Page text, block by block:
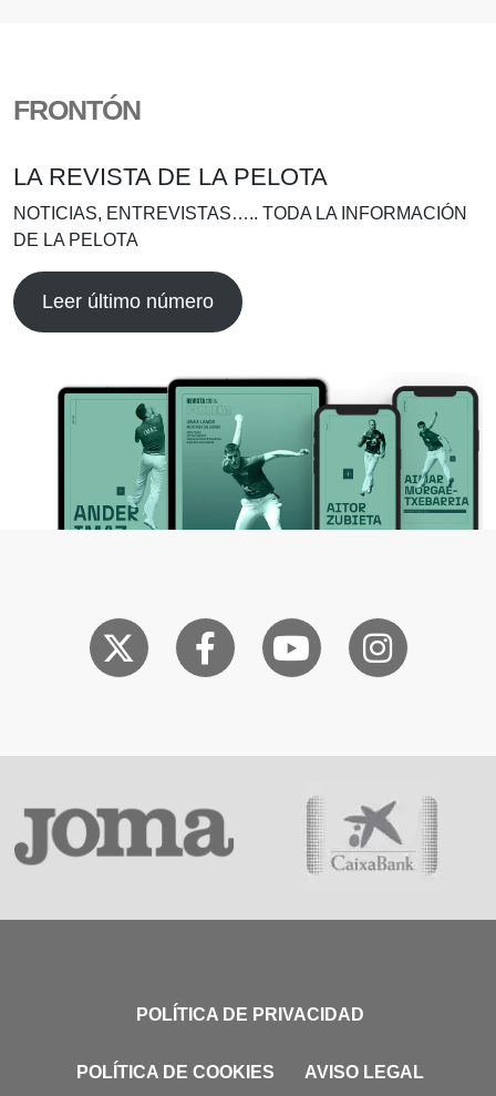
FRONTÓN
LA REVISTA DE LA PELOTA
NOTICIAS, ENTREVISTAS….. TODA LA INFORMACIÓN
DE LA PELOTA
Leer último número
POLÍTICA DE PRIVACIDAD
POLÍTICA DE COOKIES AVISO LEGAL